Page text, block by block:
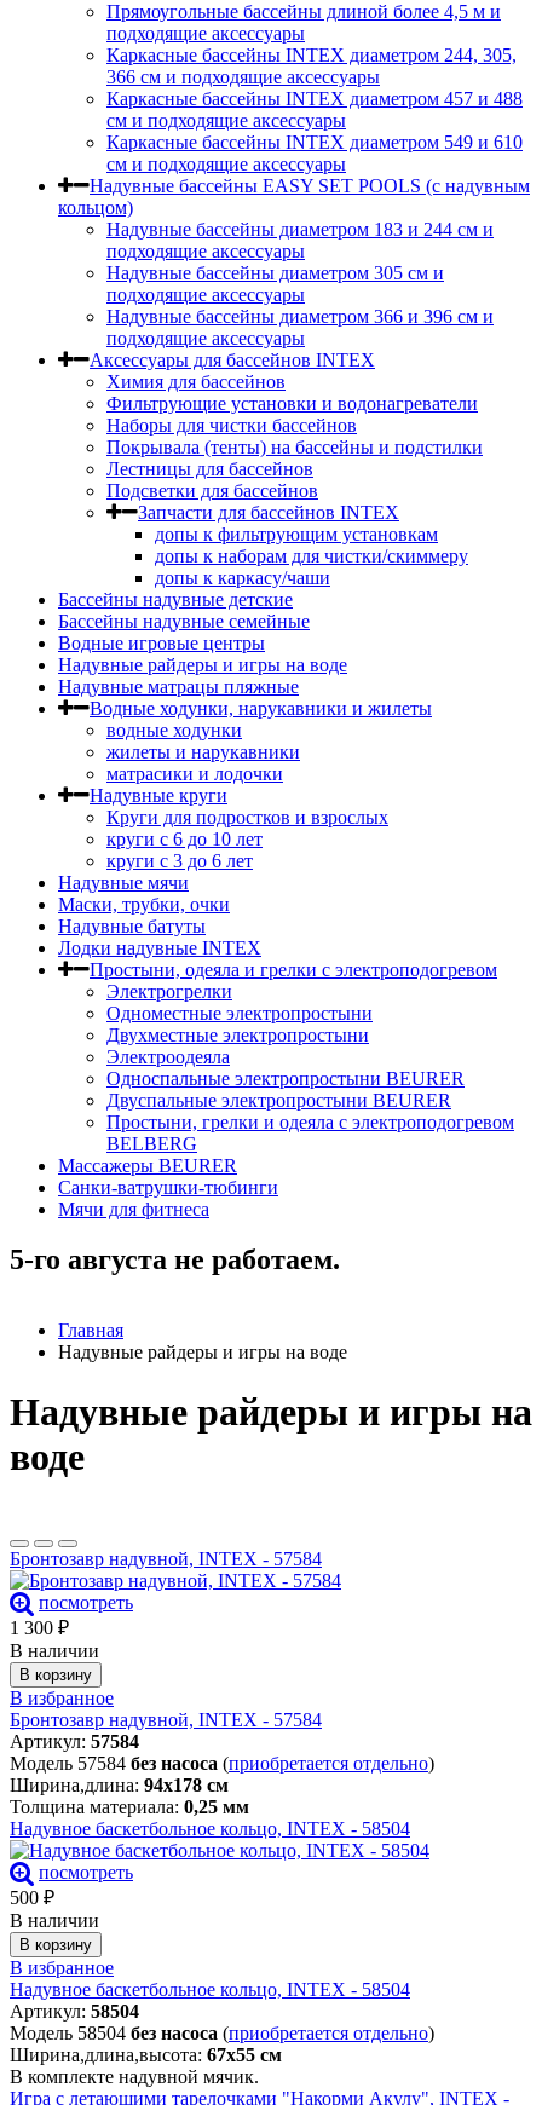
Прямоугольные бассейны длиной более 4,5 м и
подходящие аксессуары
Каркасные бассейны INTEX диаметром 244, 305,
366 см и подходящие аксессуары
Каркасные бассейны INTEX диаметром 457 и 488
cм и подходящие аксессуары
Каркасные бассейны INTEX диаметром 549 и 610
см и подходящие аксессуары
Надувные бассейны EASY SET POOLS (с надувным
кольцом)
Надувные бассейны диаметром 183 и 244 см и
подходящие аксессуары
Надувные бассейны диаметром 305 см и
подходящие аксессуары
Надувные бассейны диаметром 366 и 396 см и
подходящие аксессуары
Аксессуары для бассейнов INTEX
Химия для бассейнов
Фильтрующие установки и водонагреватели
Наборы для чистки бассейнов
Покрывала (тенты) на бассейны и подстилки
Лестницы для бассейнов
Подсветки для бассейнов
Запчасти для бассейнов INTEX
допы к фильтрующим установкам
допы к наборам для чистки/скиммеру
допы к каркасу/чаши
Бассейны надувные детские
Бассейны надувные семейные
Водные игровые центры
Надувные райдеры и игры на воде
Надувные матрацы пляжные
Водные ходунки, нарукавники и жилеты
водные ходунки
жилеты и нарукавники
матрасики и лодочки
Надувные круги
Круги для подростков и взрослых
круги с 6 до 10 лет
круги c 3 до 6 лет
Надувные мячи
Маски, трубки, очки
Надувные батуты
Лодки надувные INTEX
Простыни, одеяла и грелки с электроподогревом
Электрогрелки
Одноместные электропростыни
Двухместные электропростыни
Электроодеяла
Односпальные электропростыни BEURER
Двуспальные электропростыни BEURER
Простыни, грелки и одеяла с электроподогревом
BELBERG
Массажеры BEURER
Санки-ватрушки-тюбинги
Мячи для фитнеса
5-го августа не работаем.
Главная
Надувные райдеры и игры на воде
Надувные райдеры и игры на
воде
Бронтозавр надувной, INTEX - 57584
посмотреть
1 300 ₽
В наличии
В корзину
В избранное
Бронтозавр надувной, INTEX - 57584
Артикул: 57584
Модель 57584 без насоса (приобретается отдельно)
Ширина,длина: 94х178 см
Толщина материала: 0,25 мм
Надувное баскетбольное кольцо, INTEX - 58504
посмотреть
500 ₽
В наличии
В корзину
В избранное
Надувное баскетбольное кольцо, INTEX - 58504
Артикул: 58504
Модель 58504 без насоса (приобретается отдельно)
Ширина,длина,высота: 67х55 см
В комплекте надувной мячик.
Игра с летающими тарелочками "Накорми Акулу", INTEX -